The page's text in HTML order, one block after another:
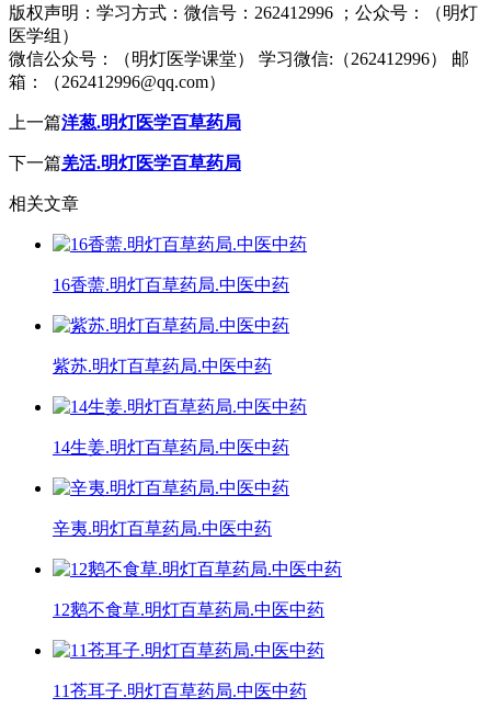
版权声明： 学习方式：微信号：262412996 ；公众号：（明灯
医学组）
微信公众号：（明灯医学课堂） 学习微信:（262412996） 邮
箱：（262412996@qq.com）
上一篇洋葱.明灯医学百草药局
下一篇羌活.明灯医学百草药局
相关文章
16香薷.明灯百草药局.中医中药
紫苏.明灯百草药局.中医中药
14生姜.明灯百草药局.中医中药
辛夷.明灯百草药局.中医中药
12鹅不食草.明灯百草药局.中医中药
11苍耳子.明灯百草药局.中医中药